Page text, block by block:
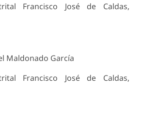
Francisco José de Caldas,
Maldonado García
Francisco José de Caldas,